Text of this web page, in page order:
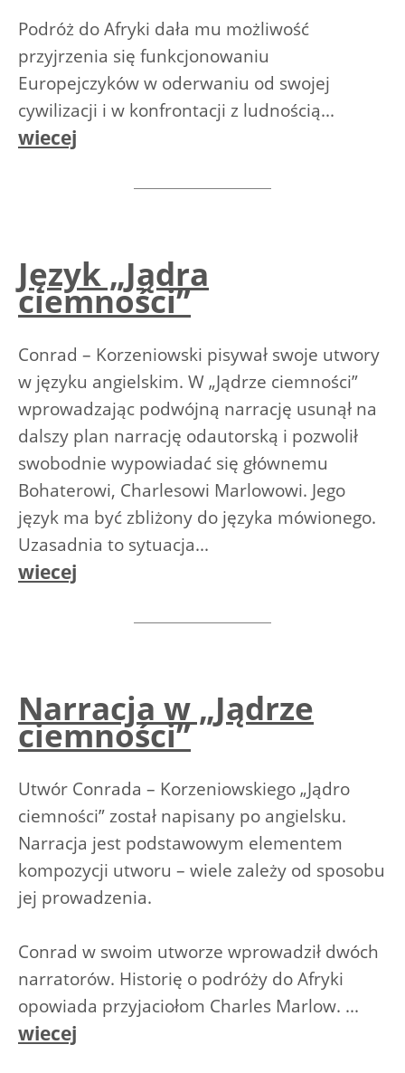
Podróż do Afryki dała mu możliwość
przyjrzenia się funkcjonowaniu
Europejczyków w oderwaniu od swojej
cywilizacji i w konfrontacji z ludnością...
wiecej
Język „Jądra
ciemności”
Conrad – Korzeniowski pisywał swoje utwory
w języku angielskim. W „Jądrze ciemności”
wprowadzając podwójną narrację usunął na
dalszy plan narrację odautorską i pozwolił
swobodnie wypowiadać się głównemu
Bohaterowi, Charlesowi Marlowowi. Jego
język ma być zbliżony do języka mówionego.
Uzasadnia to sytuacja...
wiecej
Narracja w „Jądrze
ciemności”
Utwór Conrada – Korzeniowskiego „Jądro
ciemności” został napisany po angielsku.
Narracja jest podstawowym elementem
kompozycji utworu – wiele zależy od sposobu
jej prowadzenia.
Conrad w swoim utworze wprowadził dwóch
narratorów. Historię o podróży do Afryki
opowiada przyjaciołom Charles Marlow. ...
wiecej